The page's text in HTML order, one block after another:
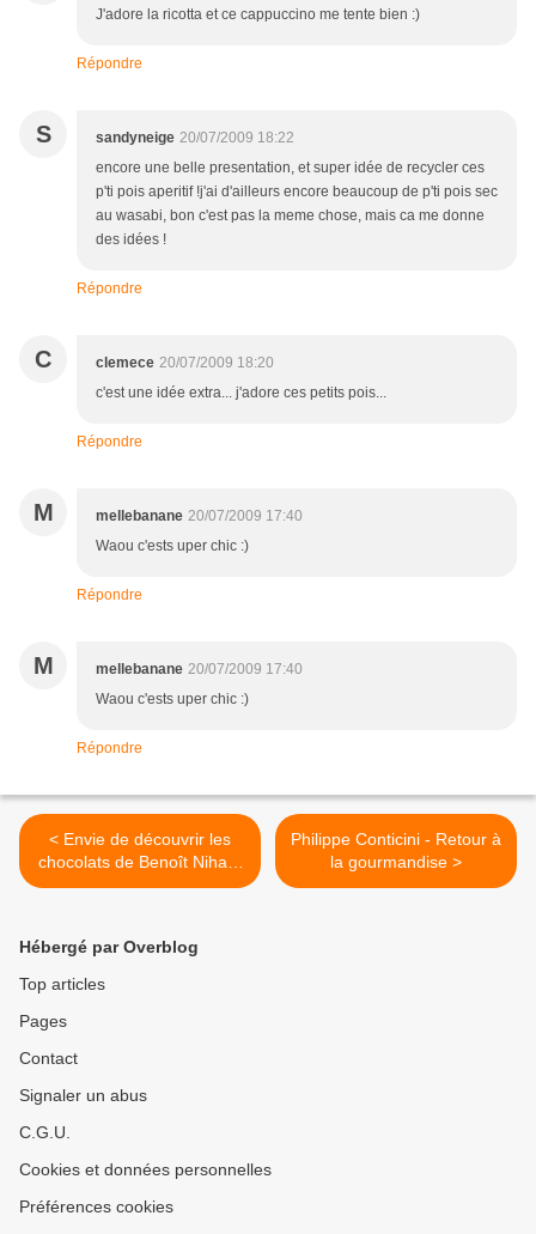
J'adore la ricotta et ce cappuccino me tente bien :)
Répondre
S sandyneige 20/07/2009 18:22
encore une belle presentation, et super idée de recycler ces
p'ti pois aperitif !j'ai d'ailleurs encore beaucoup de p'ti pois sec
au wasabi, bon c'est pas la meme chose, mais ca me donne
des idées !
Répondre
C clemece 20/07/2009 18:20
c'est une idée extra... j'adore ces petits pois...
Répondre
M mellebanane 20/07/2009 17:40
Waou c'ests uper chic :)
Répondre
M mellebanane 20/07/2009 17:40
Waou c'ests uper chic :)
Répondre
< Envie de découvrir les
chocolats de Benoît Nihant
?
Philippe Conticini - Retour à
la gourmandise >
Hébergé par Overblog
Top articles
Pages
Contact
Signaler un abus
C.G.U.
Cookies et données personnelles
Préférences cookies